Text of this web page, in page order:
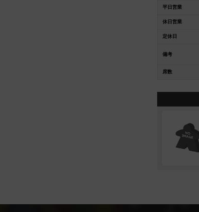
平日営業
休日営業
定休日
備考
席数